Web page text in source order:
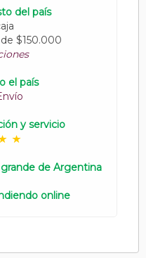
del país
$150.000
el país
y servicio
de Argentina
online